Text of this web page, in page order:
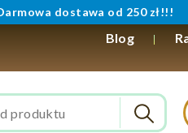
dostawa od 250 zł!!!
Blog